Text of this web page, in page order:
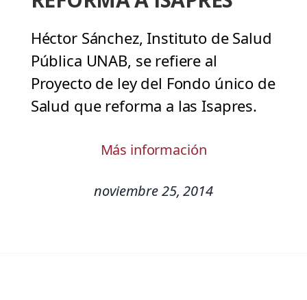
Héctor Sánchez, Instituto de Salud
Pública UNAB, se refiere al
Proyecto de ley del Fondo único de
Salud que reforma a las Isapres.
Más información
noviembre 25, 2014